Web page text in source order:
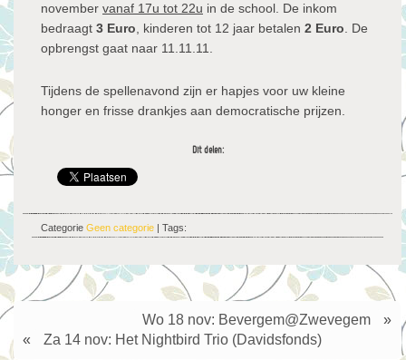
november vanaf 17u tot 22u in de school. De inkom
bedraagt 3 Euro , kinderen tot 12 jaar betalen 2 Euro . De
opbrengst gaat naar 11.11.11.
Tijdens de spellenavond zijn er hapjes voor uw kleine
honger en frisse drankjes aan democratische prijzen.
Dit delen:
Categorie Geen categorie | Tags:
Wo 18 nov: Bevergem@Zwevegem
»
«
Za 14 nov: Het Nightbird Trio (Davidsfonds)